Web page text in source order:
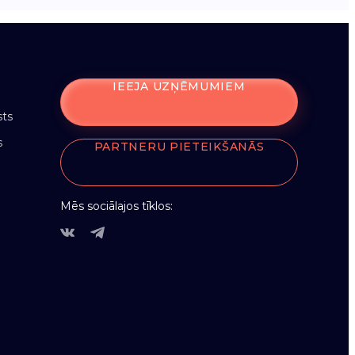
IEEJA UZŅĒMUMIEM
PARTNERU PIETEIKŠANĀS
Mēs sociālajos tīklos: